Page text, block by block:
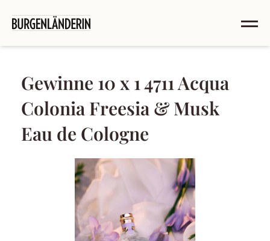
Gewinne 10 x 1 4711 Acqua
Colonia Freesia & Musk
Eau de Cologne